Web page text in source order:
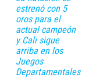
estrenó con 5
oros para el
actual campeón
y Cali sigue
arriba en los
Juegos
Departamentales